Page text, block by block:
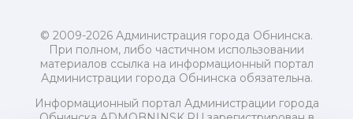
© 2009-2026 Администрация города Обнинска.
При полном, либо частичном использовании
материалов ссылка на информационный портал
Администрации города Обнинска обязательна.
Информационный портал Администрации города